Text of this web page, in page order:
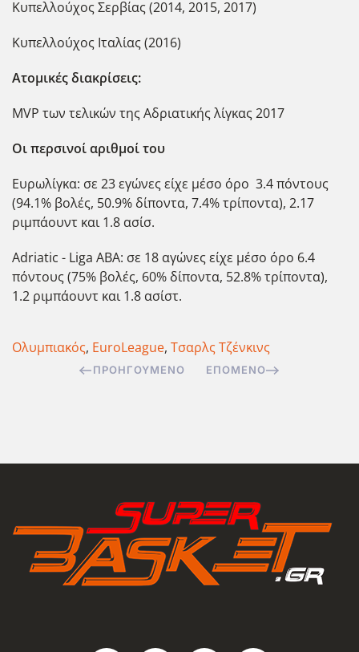
Κυπελλούχος Σερβίας (2014, 2015, 2017)
Κυπελλούχος Ιταλίας (2016)
Ατομικές διακρίσεις:
MVP των τελικών της Αδριατικής λίγκας 2017
Οι περσινοί αριθμοί του
Ευρωλίγκα: σε 23 εγώνες είχε μέσο όρο 3.4 πόντους
(94.1% βολές, 50.9% δίποντα, 7.4% τρίποντα), 2.17
ριμπάουντ και 1.8 ασίσ.
Adriatic - Liga ABA: σε 18 αγώνες είχε μέσο όρο 6.4
πόντους (75% βολές, 60% δίποντα, 52.8% τρίποντα),
1.2 ριμπάουντ και 1.8 ασίστ.
Ολυμπιακός, EuroLeague, Τσαρλς Τζένκινς
ΠΡΟΗΓΟΎΜΕΝΟ ΕΠΌΜΕΝΟ